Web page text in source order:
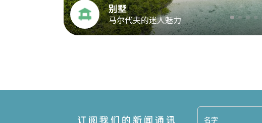
别墅
马尔代夫的迷人魅力
订阅我们的新闻通讯